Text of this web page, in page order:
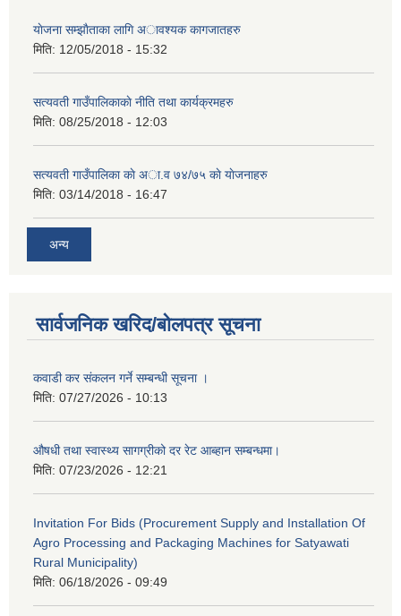
याेजना सम्झाैताका लागि अावश्यक कागजातहरु
मिति: 12/05/2018 - 15:32
सत्यवती गाउँपालिकाकाे नीति तथा कार्यक्रमहरु
मिति: 08/25/2018 - 12:03
सत्यवती गाउँपालिका काे अा‍.व ७४/७५ काे याेजनाहरु
मिति: 03/14/2018 - 16:47
अन्य
सार्वजनिक खरिद/बोलपत्र सूचना
कवाडी कर संकलन गर्ने सम्बन्धी सूचना ।
मिति: 07/27/2026 - 10:13
औषधी तथा स्वास्थ्य सागग्रीको दर रेट आब्हान सम्बन्धमा।
मिति: 07/23/2026 - 12:21
Invitation For Bids (Procurement Supply and Installation Of
Agro Processing and Packaging Machines for Satyawati
Rural Municipality)
मिति: 06/18/2026 - 09:49